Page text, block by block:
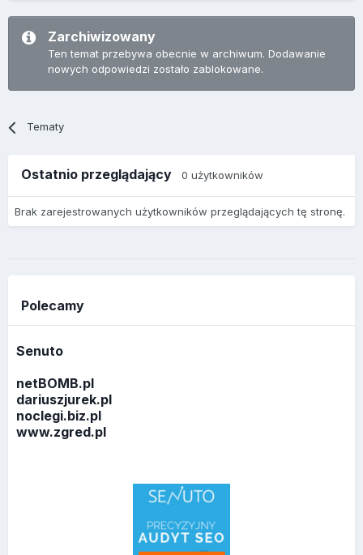
Zarchiwizowany
Ten temat przebywa obecnie w archiwum. Dodawanie
nowych odpowiedzi zostało zablokowane.
Tematy
Ostatnio przeglądający 0 użytkowników
Brak zarejestrowanych użytkowników przeglądających tę stronę.
Polecamy
Senuto
netBOMB.pl
dariuszjurek.pl
noclegi.biz.pl
www.zgred.pl